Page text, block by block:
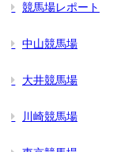
競馬場レポート
中山競馬場
大井競馬場
川崎競馬場